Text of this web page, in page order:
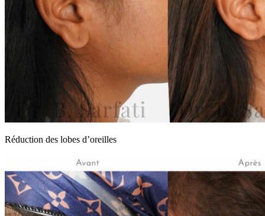
Réduction des lobes d’oreilles